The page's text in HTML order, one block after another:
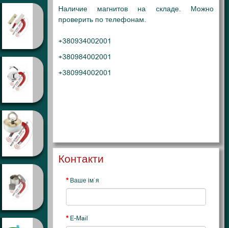
Наличие магнитов на складе. Можно
проверить по телефонам.
+380934002001
+380984002001
+380994002001
Контакти
Ваше ім`я
E-Mail